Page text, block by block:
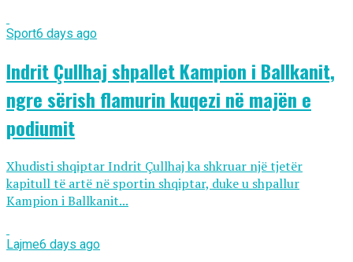
Sport6 days ago
Indrit Çullhaj shpallet Kampion i Ballkanit,
ngre sërish flamurin kuqezi në majën e
podiumit
Xhudisti shqiptar Indrit Çullhaj ka shkruar një tjetër
kapitull të artë në sportin shqiptar, duke u shpallur
Kampion i Ballkanit...
Lajme6 days ago